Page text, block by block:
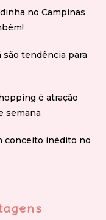
no Campinas
tendência para
é atração
semana
conceito inédito no